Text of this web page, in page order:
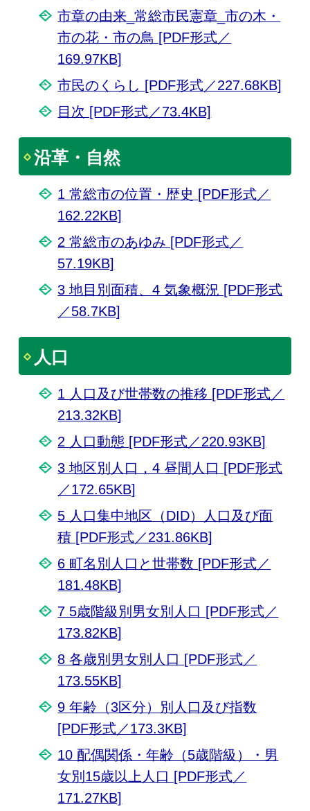
市章の由来_常総市民憲章_市の木・
市の花・市の鳥 [PDF形式／
169.97KB]
市民のくらし [PDF形式／227.68KB]
目次 [PDF形式／73.4KB]
沿革・自然
1 常総市の位置・歴史 [PDF形式／
162.22KB]
2 常総市のあゆみ [PDF形式／
57.19KB]
3 地目別面積、4 気象概況 [PDF形式
／58.7KB]
人口
1 人口及び世帯数の推移 [PDF形式／
213.32KB]
2 人口動態 [PDF形式／220.93KB]
3 地区別人口，4 昼間人口 [PDF形式
／172.65KB]
5 人口集中地区（DID）人口及び面
積 [PDF形式／231.86KB]
6 町名別人口と世帯数 [PDF形式／
181.48KB]
7 5歳階級別男女別人口 [PDF形式／
173.82KB]
8 各歳別男女別人口 [PDF形式／
173.55KB]
9 年齢（3区分）別人口及び指数
[PDF形式／173.3KB]
10 配偶関係・年齢（5歳階級）・男
女別15歳以上人口 [PDF形式／
171.27KB]